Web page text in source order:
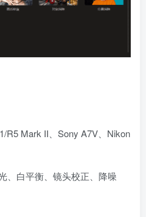
R5 Mark II、Sony A7V、Nikon
、白平衡、镜头校正、降噪